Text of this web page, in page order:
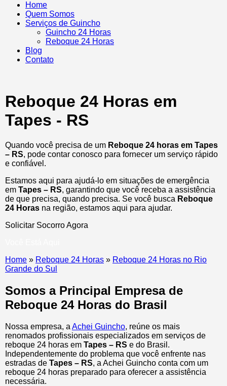
Home
Quem Somos
Serviços de Guincho
Guincho 24 Horas
Reboque 24 Horas
Blog
Contato
Reboque 24 Horas em
Tapes - RS
Quando você precisa de um Reboque 24 horas em Tapes
– RS, pode contar conosco para fornecer um serviço rápido
e confiável.
Estamos aqui para ajudá-lo em situações de emergência
em Tapes – RS, garantindo que você receba a assistência
de que precisa, quando precisa. Se você busca Reboque
24 Horas na região, estamos aqui para ajudar.
Solicitar Socorro Agora
Home » Reboque 24 Horas » Reboque 24 Horas no Rio
Grande do Sul
Somos a Principal Empresa de
Reboque 24 Horas do Brasil
Nossa empresa, a Achei Guincho, reúne os mais
renomados profissionais especializados em serviços de
reboque 24 horas em Tapes – RS e do Brasil .
Independentemente do problema que você enfrente nas
estradas de Tapes – RS, a Achei Guincho conta com um
reboque 24 horas preparado para oferecer a assistência
necessária.